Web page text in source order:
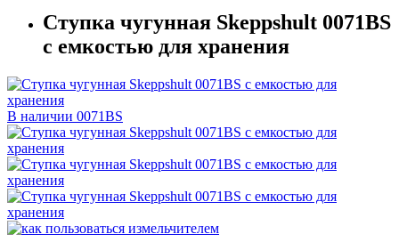
Ступка чугунная Skeppshult 0071BS
с емкостью для хранения
В наличии 0071BS